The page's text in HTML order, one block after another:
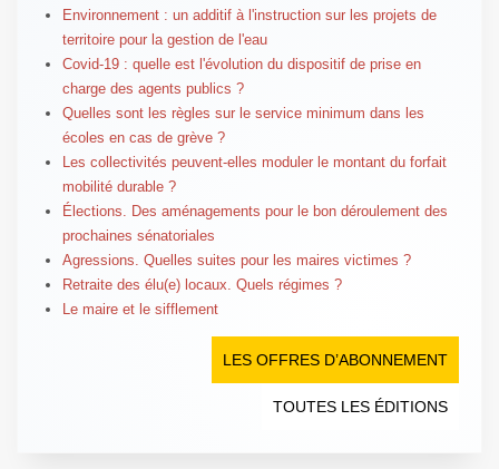
Environnement : un additif à l'instruction sur les projets de
territoire pour la gestion de l'eau
Covid-19 : quelle est l'évolution du dispositif de prise en
charge des agents publics ?
Quelles sont les règles sur le service minimum dans les
écoles en cas de grève ?
Les collectivités peuvent-elles moduler le montant du forfait
mobilité durable ?
Élections. Des aménagements pour le bon déroulement des
prochaines sénatoriales
Agressions. Quelles suites pour les maires victimes ?
Retraite des élu(e) locaux. Quels régimes ?
Le maire et le sifflement
LES OFFRES D’ABONNEMENT
TOUTES LES ÉDITIONS